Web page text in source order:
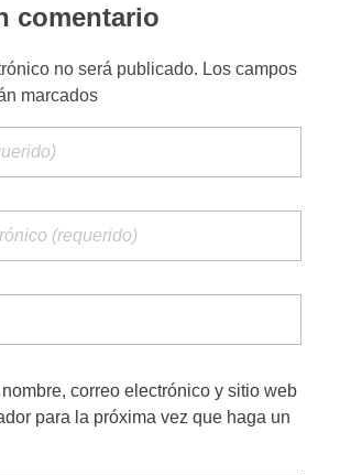
comentario
no será publicado. Los campos
marcados
correo electrónico y sitio web
para la próxima vez que haga un